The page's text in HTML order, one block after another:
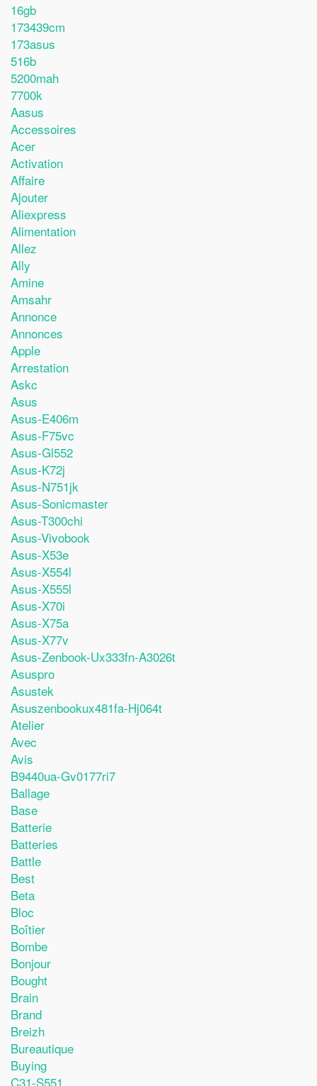
16gb
173439cm
173asus
516b
5200mah
7700k
Aasus
Accessoires
Acer
Activation
Affaire
Ajouter
Aliexpress
Alimentation
Allez
Ally
Amine
Amsahr
Annonce
Annonces
Apple
Arrestation
Askc
Asus
Asus-E406m
Asus-F75vc
Asus-Gl552
Asus-K72j
Asus-N751jk
Asus-Sonicmaster
Asus-T300chi
Asus-Vivobook
Asus-X53e
Asus-X554l
Asus-X555l
Asus-X70i
Asus-X75a
Asus-X77v
Asus-Zenbook-Ux333fn-A3026t
Asuspro
Asustek
Asuszenbookux481fa-Hj064t
Atelier
Avec
Avis
B9440ua-Gv0177ri7
Ballage
Base
Batterie
Batteries
Battle
Best
Beta
Bloc
Boîtier
Bombe
Bonjour
Bought
Brain
Brand
Breizh
Bureautique
Buying
C31-S551